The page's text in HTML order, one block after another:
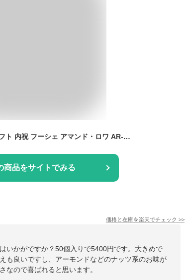
エントリーでP5倍 ギフト 内祝 フーシェ アマンド・ロワ AR-50 エントリーでポイント5倍（11月27日01：59迄）
商品をサイトでみる
価格と在庫を楽天でチェック >>
いかがですか？50個入りで5400円です。大きめで
も良いですし、アーモンドなどのナッツ系のお味が
なので喜ばれると思います。